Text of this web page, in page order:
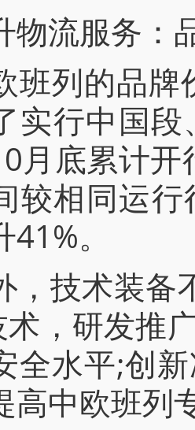
流服务：
列的品牌
实行中国
月底累计
较相同运
。
技术装备不
术，研发推
全水平;创
高中欧班列